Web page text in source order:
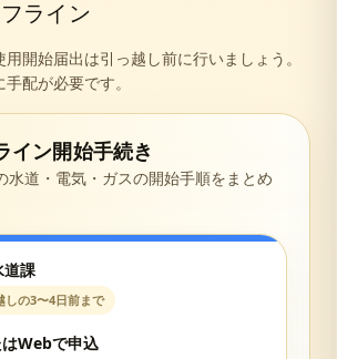
ライン
開始届出は引っ越し前に行いましょう。
配が必要です。
イン開始手続き
水道・電気・ガスの開始手順をまとめ
道課
しの3〜4日前まで
Webで申込